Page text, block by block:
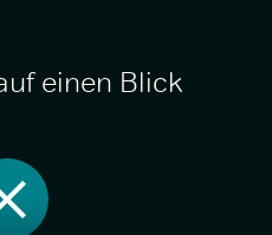
einen Blick